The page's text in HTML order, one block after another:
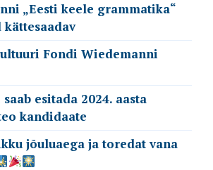
„Eesti keele grammatika“
Fondi Wiedemanni
esitada 2024. aasta
kandidaate
jõuluaega ja toredat vana